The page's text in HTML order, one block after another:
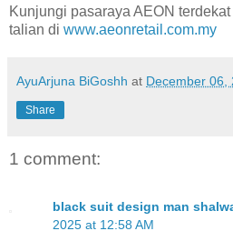
Kunjungi pasaraya AEON
talian di www.aeonretail.com.my
AyuArjuna BiGoshh at December 06,
Share
1 comment:
black suit design man
2025 at 12:58 AM